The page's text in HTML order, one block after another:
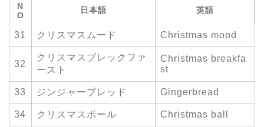
N
O
日本語 英語
31 クリスマスムード Christmas mood
32
クリスマスブレックファ
ースト
Christmas breakfa
st
33 ジンジャーブレッド Gingerbread
34 クリスマスボール Christmas ball